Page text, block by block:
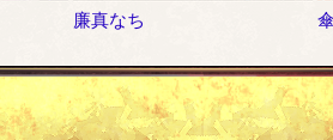
廉真なち